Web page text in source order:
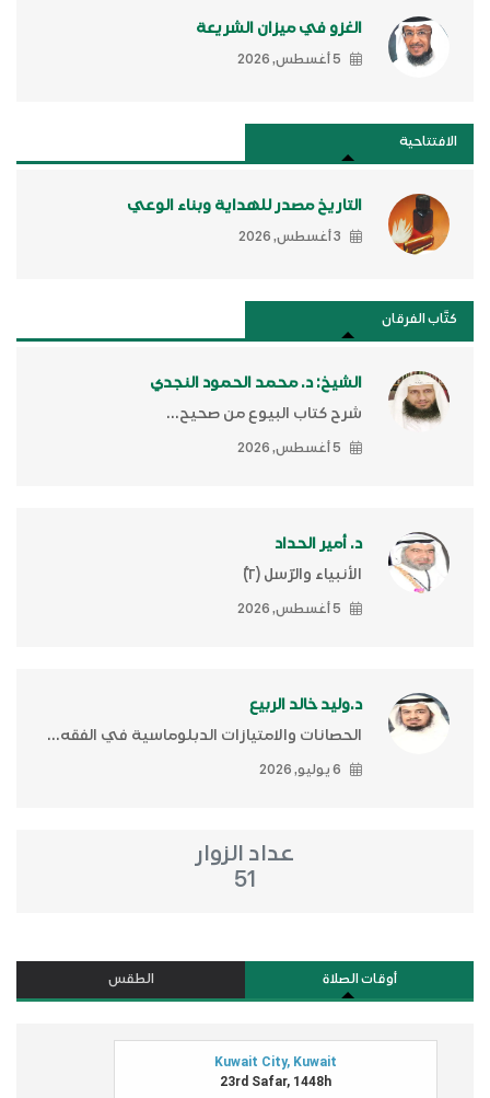
الغزو في ميزان الشريعة
5 أغسطس, 2026
الافتتاحية
التاريخ مصدر للهداية وبناء الوعي
3 أغسطس, 2026
كتَّاب الفرقان
الشيخ: د. محمد الحمود النجدي
شرح كتاب البيوع من صحيح...
5 أغسطس, 2026
د. أمير الحداد
الأنبياء والرّسل (٢)ّ
5 أغسطس, 2026
د.وليد خالد الربيع
الحصانات والامتيازات الدبلوماسية في الفقه...
6 يوليو, 2026
عداد الزوار
51
أوقات الصلاة الطقس